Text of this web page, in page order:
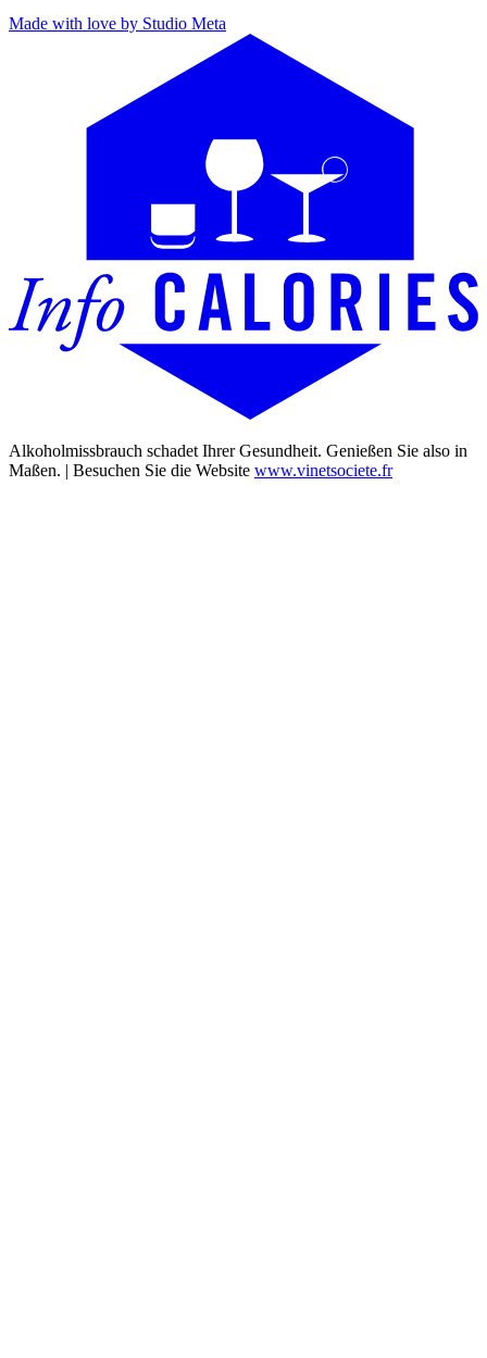
Made with love by Studio Meta
Alkoholmissbrauch schadet Ihrer Gesundheit. Genießen Sie also in
Maßen. | Besuchen Sie die Website www.vinetsociete.fr